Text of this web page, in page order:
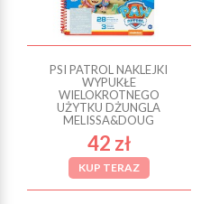
PSI PATROL NAKLEJKI
WYPUKŁE
WIELOKROTNEGO
UŻYTKU DŻUNGLA
MELISSA&DOUG
42 zł
KUP TERAZ